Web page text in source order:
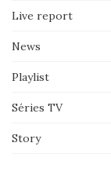
Live report
News
Playlist
Séries TV
Story